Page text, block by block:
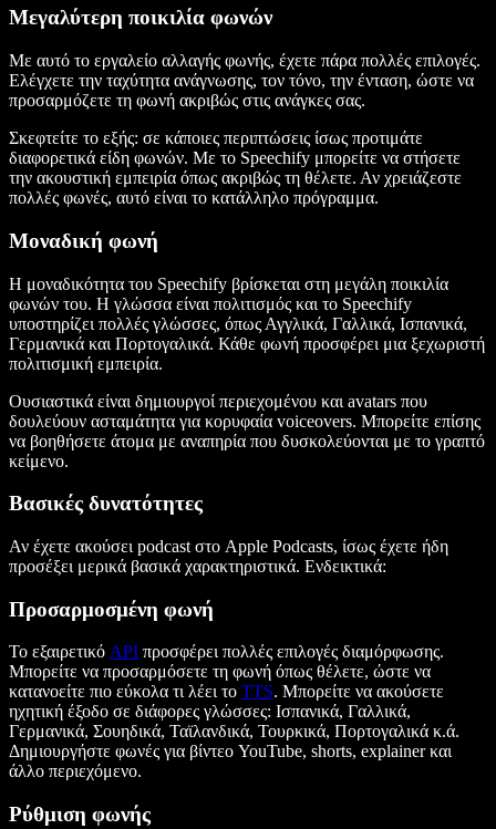
Μεγαλύτερη ποικιλία φωνών
Με αυτό το εργαλείο αλλαγής φωνής, έχετε πάρα πολλές επιλογές.
Ελέγχετε την ταχύτητα ανάγνωσης, τον τόνο, την ένταση, ώστε να
προσαρμόζετε τη φωνή ακριβώς στις ανάγκες σας.
Σκεφτείτε το εξής: σε κάποιες περιπτώσεις ίσως προτιμάτε
διαφορετικά είδη φωνών. Με το Speechify μπορείτε να στήσετε
την ακουστική εμπειρία όπως ακριβώς τη θέλετε. Αν χρειάζεστε
πολλές φωνές, αυτό είναι το κατάλληλο πρόγραμμα.
Μοναδική φωνή
Η μοναδικότητα του Speechify βρίσκεται στη μεγάλη ποικιλία
φωνών του. Η γλώσσα είναι πολιτισμός και το Speechify
υποστηρίζει πολλές γλώσσες, όπως Αγγλικά, Γαλλικά, Ισπανικά,
Γερμανικά και Πορτογαλικά. Κάθε φωνή προσφέρει μια ξεχωριστή
πολιτισμική εμπειρία.
Ουσιαστικά είναι δημιουργοί περιεχομένου και avatars που
δουλεύουν ασταμάτητα για κορυφαία voiceovers. Μπορείτε επίσης
να βοηθήσετε άτομα με αναπηρία που δυσκολεύονται με το γραπτό
κείμενο.
Βασικές δυνατότητες
Αν έχετε ακούσει podcast στο Apple Podcasts, ίσως έχετε ήδη
προσέξει μερικά βασικά χαρακτηριστικά. Ενδεικτικά:
Προσαρμοσμένη φωνή
Το εξαιρετικό API προσφέρει πολλές επιλογές διαμόρφωσης.
Μπορείτε να προσαρμόσετε τη φωνή όπως θέλετε, ώστε να
κατανοείτε πιο εύκολα τι λέει το TTS. Μπορείτε να ακούσετε
ηχητική έξοδο σε διάφορες γλώσσες: Ισπανικά, Γαλλικά,
Γερμανικά, Σουηδικά, Ταϊλανδικά, Τουρκικά, Πορτογαλικά κ.ά.
Δημιουργήστε φωνές για βίντεο YouTube, shorts, explainer και
άλλο περιεχόμενο.
Ρύθμιση φωνής